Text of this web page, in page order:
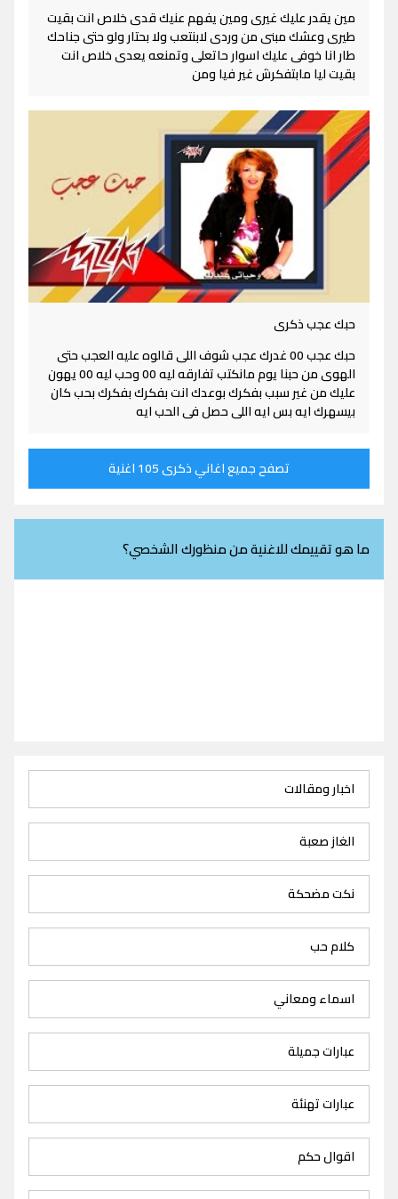
مين يقدر عليك غيرى ومين يفهم عنيك قدى خلاص انت بقيت
طيرى وعشك مبنى من وردى لابنتعب ولا بحتار ولو حتى جناحك
طار انا خوفى عليك اسوار حاتعلى وتمنعه يعدى خلاص انت
بقيت ليا مابتفكرش غير فيا ومن
حبك عجب ذكرى
حبك عجب 00 غدرك عجب شوف اللى قالوه عليه العجب حتى
الهوى من حبنا يوم مانكتب تفارقه ليه 00 وحب ليه 00 يهون
عليك من غير سبب بفكرك بوعدك انت بفكرك بفكرك بحب كان
بيسهرك ايه بس ايه اللى حصل فى الحب ايه
تصفح جميع اغاني ذكرى 105 اغنية
ما هو تقييمك للاغنية من منظورك الشخصي؟
اخبار ومقالات
الغاز صعبة
نكت مضحكة
كلام حب
اسماء ومعاني
عبارات جميلة
عبارات تهنئة
اقوال حكم